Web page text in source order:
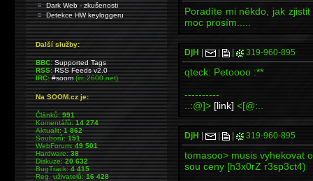
Poradíte mi někdo, jak
moc prosím.....
DjH 319-960-895
qteck: Petoooo :**
----------
..:@]> [link] <[@:..
DjH 319-960-895
tomasoo> musis vyhekovat
sou ceny [h3x0rZ r3sp3ct4)
Dark Web - zkušenosti
Detekce HW keyloggeru
Další služby:
BBC: Supported Tags
RSS: RSS Feeds v2.0
IRC: #soom(irc.2600.net)
Na SOOM.cz je:
Článků:991
Komentářů:14 274
Aktualit:1 862
Souborů:151
WebForum:49 501
Hardware:38
Diskuze:20 632
BugTrack:4 415
Reg. uživatelů:16 428